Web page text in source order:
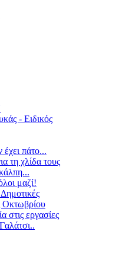
- Ειδικός
πάτο...
τη χλίδα τους
μαζί!
Δημοτικές
Οκτωβρίου
στις εργασίες